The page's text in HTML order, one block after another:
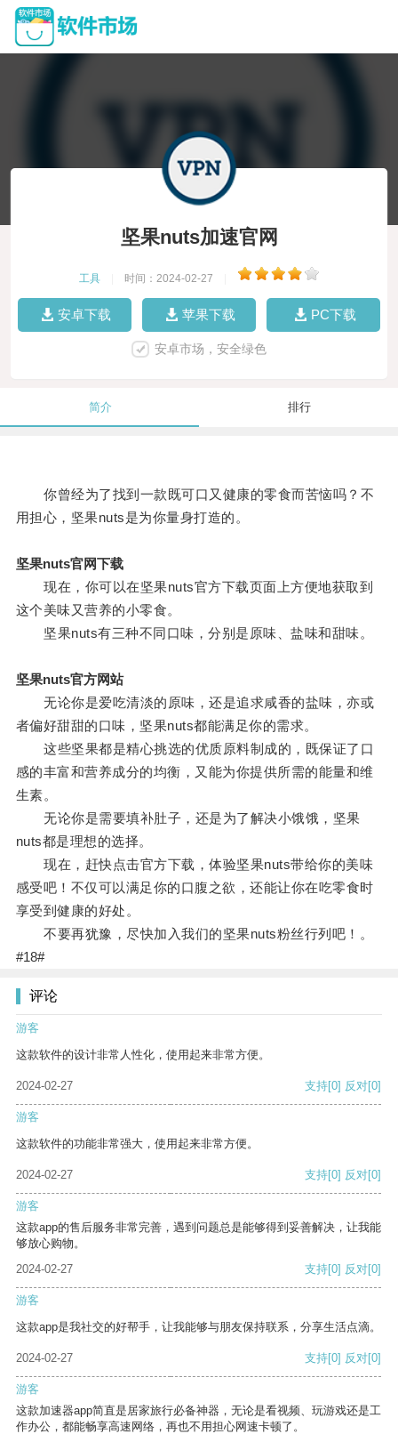
坚果nuts加速官网
工具 时间：2024-02-27
安卓下载 苹果下载 PC下载
安卓市场，安全绿色
简介 排行
你曾经为了找到一款既可口又健康的零食而苦恼吗？不
用担心，坚果nuts是为你量身打造的。
坚果nuts官网下载
现在，你可以在坚果nuts官方下载页面上方便地获取到
这个美味又营养的小零食。
坚果nuts有三种不同口味，分别是原味、盐味和甜味。
坚果nuts官方网站
无论你是爱吃清淡的原味，还是追求咸香的盐味，亦或
者偏好甜甜的口味，坚果nuts都能满足你的需求。
这些坚果都是精心挑选的优质原料制成的，既保证了口
感的丰富和营养成分的均衡，又能为你提供所需的能量和维
生素。
无论你是需要填补肚子，还是为了解决小饿饿，坚果
nuts都是理想的选择。
现在，赶快点击官方下载，体验坚果nuts带给你的美味
感受吧！不仅可以满足你的口腹之欲，还能让你在吃零食时
享受到健康的好处。
不要再犹豫，尽快加入我们的坚果nuts粉丝行列吧！。
#18#
评论
游客
这款软件的设计非常人性化，使用起来非常方便。
2024-02-27 支持[0] 反对[0]
游客
这款软件的功能非常强大，使用起来非常方便。
2024-02-27 支持[0] 反对[0]
游客
这款app的售后服务非常完善，遇到问题总是能够得到妥善解决，让我能
够放心购物。
2024-02-27
支持[0] 反对[0]
游客
这款app是我社交的好帮手，让我能够与朋友保持联系，分享生活点滴。
2024-02-27 支持[0] 反对[0]
游客
这款加速器app简直是居家旅行必备神器，无论是看视频、玩游戏还是工
作办公，都能畅享高速网络，再也不用担心网速卡顿了。